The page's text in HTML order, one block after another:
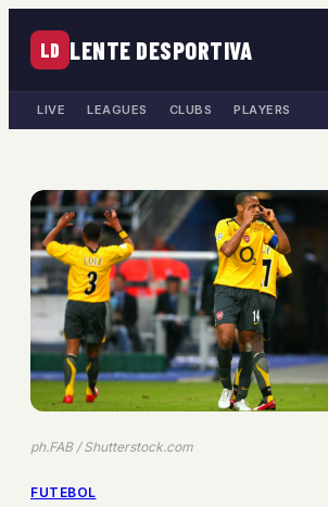
LD LENTE DESPORTIVA
LIVE LEAGUES CLUBS PLAYERS
ph.FAB / Shutterstock.com
FUTEBOL